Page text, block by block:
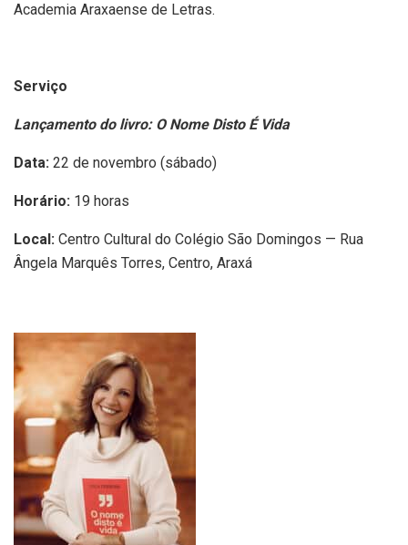
Academia Araxaense de Letras.
Serviço
Lançamento do livro: O Nome Disto É Vida
Data: 22 de novembro (sábado)
Horário: 19 horas
Local: Centro Cultural do Colégio São Domingos — Rua
Ângela Marquês Torres, Centro, Araxá